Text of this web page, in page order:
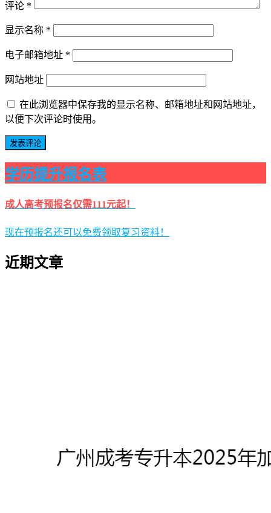
评论 *
显示名称 *
电子邮箱地址 *
网站地址
在此浏览器中保存我的显示名称、邮箱地址和网站地址，
以便下次评论时使用。
学历提升报名表
成人高考预报名仅需111元起！
现在预报名还可以免费领取复习资料！
近期文章